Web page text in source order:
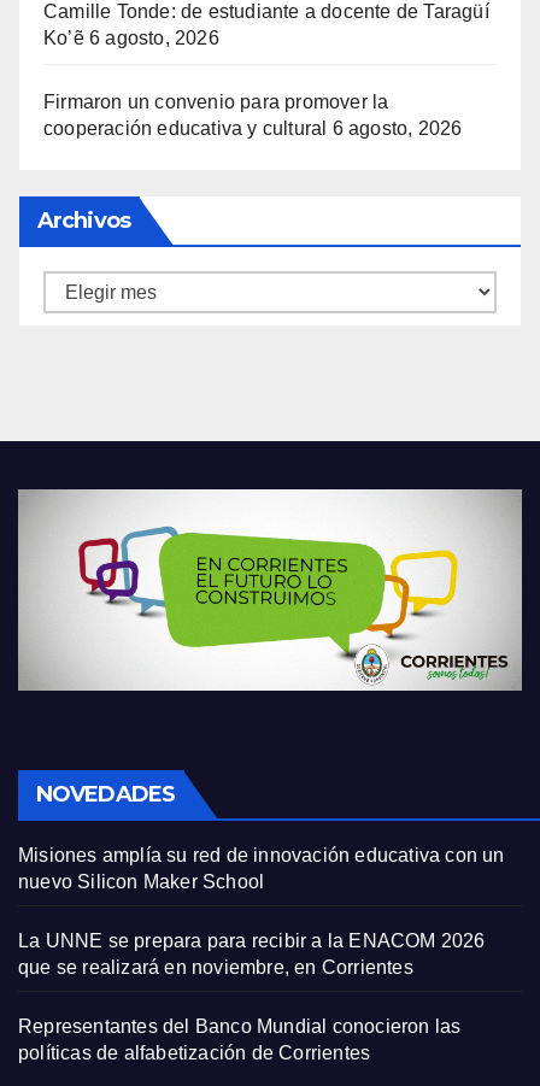
Camille Tonde: de estudiante a docente de Taragüí
Ko’ẽ 6 agosto, 2026
Firmaron un convenio para promover la
cooperación educativa y cultural 6 agosto, 2026
Archivos
Archivos
NOVEDADES
Misiones amplía su red de innovación educativa con un
nuevo Silicon Maker School
La UNNE se prepara para recibir a la ENACOM 2026
que se realizará en noviembre, en Corrientes
Representantes del Banco Mundial conocieron las
políticas de alfabetización de Corrientes